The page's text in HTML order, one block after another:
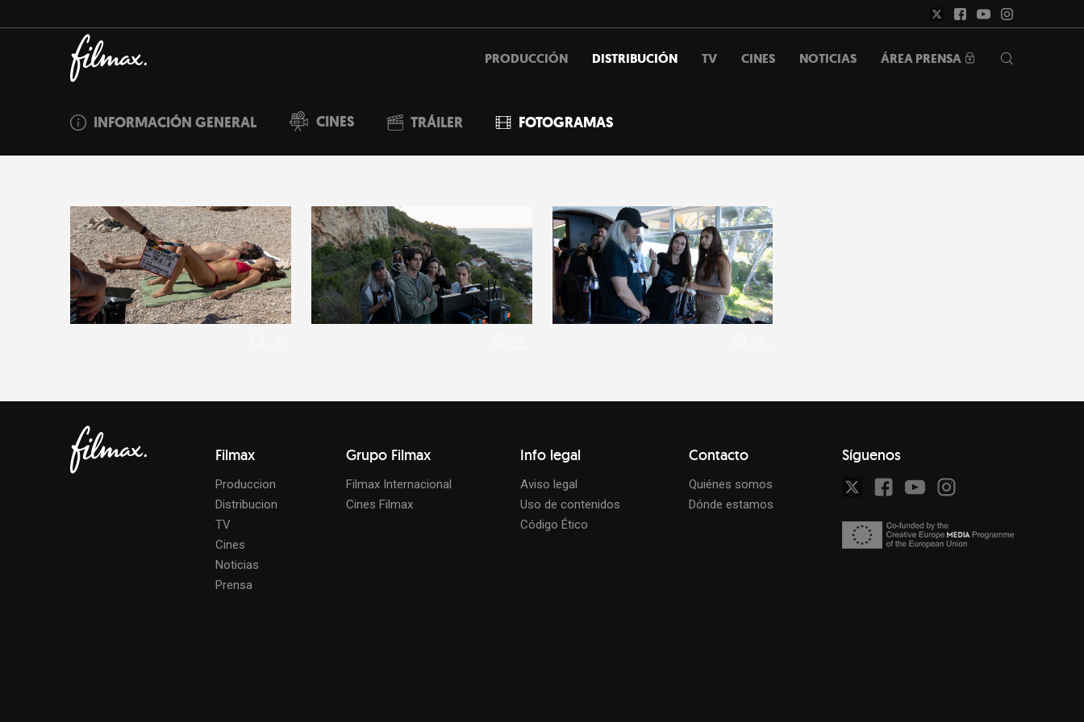
PRODUCCIÓN DISTRIBUCIÓN TV CINES NOTICIAS ÁREA PRENSA
INFORMACIÓN GENERAL CINES TRÁILER FOTOGRAMAS
Filmax
Produccion
Distribucion
TV
Cines
Noticias
Prensa
Grupo Filmax
Filmax Internacional
Cines Filmax
Info legal
Aviso legal
Uso de contenidos
Código Ético
Contacto
Quiénes somos
Dónde estamos
Síguenos